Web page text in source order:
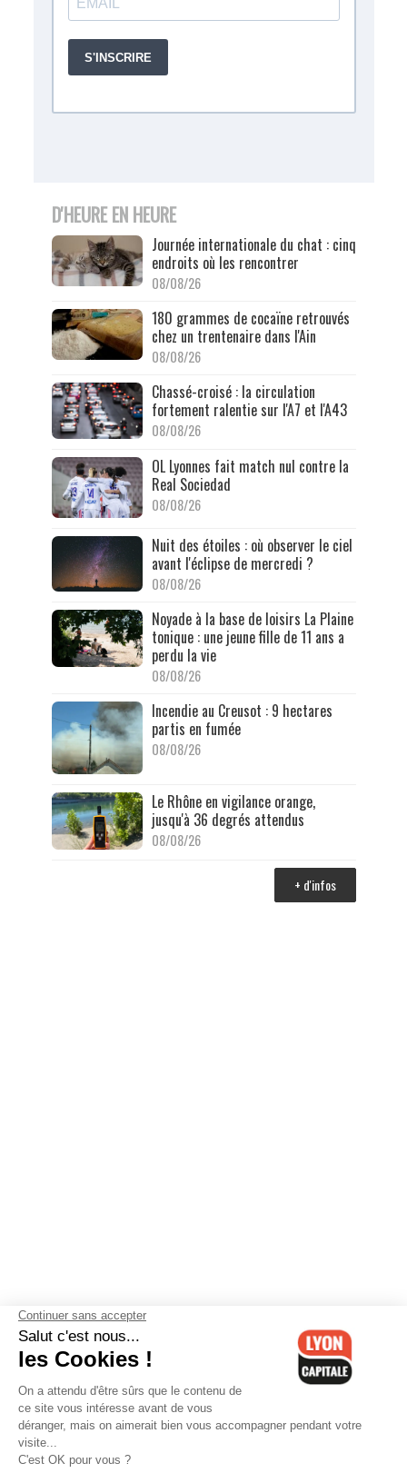
D'HEURE EN HEURE
Journée internationale du chat : cinq
endroits où les rencontrer
08/08/26
180 grammes de cocaïne retrouvés
chez un trentenaire dans l'Ain
08/08/26
Chassé-croisé : la circulation
fortement ralentie sur l'A7 et l'A43
08/08/26
OL Lyonnes fait match nul contre la
Real Sociedad
08/08/26
Nuit des étoiles : où observer le ciel
avant l'éclipse de mercredi ?
08/08/26
Noyade à la base de loisirs La Plaine
tonique : une jeune fille de 11 ans a
perdu la vie
08/08/26
Incendie au Creusot : 9 hectares
partis en fumée
08/08/26
Le Rhône en vigilance orange,
jusqu'à 36 degrés attendus
08/08/26
+ d'infos